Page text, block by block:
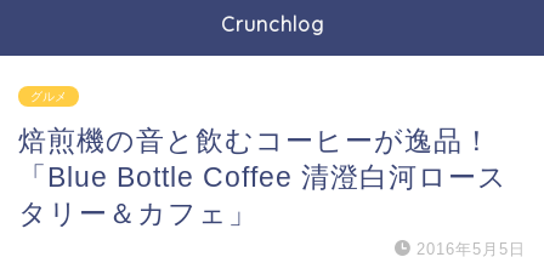
Crunchlog
グルメ
焙煎機の音と飲むコーヒーが逸品！
「Blue Bottle Coffee 清澄白河ロース
タリー＆カフェ」
2016年5月5日